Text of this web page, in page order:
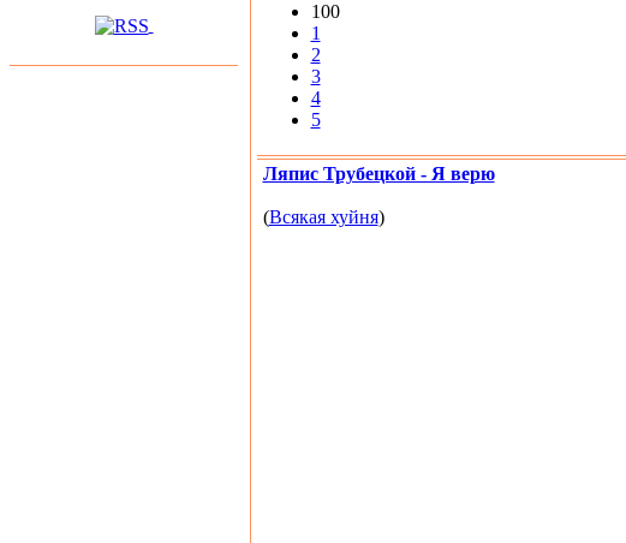
100
1
2
3
4
5
Ляпис Трубецкой - Я верю
(Всякая хуйня)